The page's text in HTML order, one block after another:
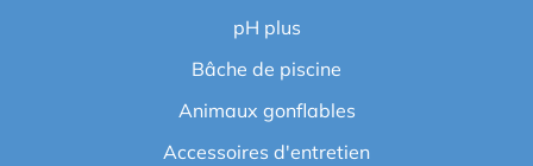
pH plus
Bâche de piscine
Animaux gonflables
Accessoires d'entretien